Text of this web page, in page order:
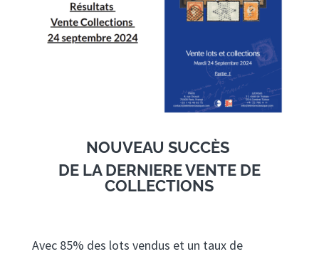
NOUVEAU SUCCÈS
DE LA DERNIERE VENTE DE
COLLECTIONS
Avec 85% des lots vendus et un taux de